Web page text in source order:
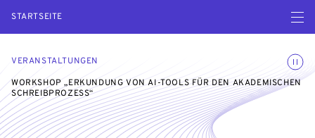
STARTSEITE Menü
VERANSTALTUNGEN
WORKSHOP „ERKUNDUNG VON AI-TOOLS FÜR DEN AKADEMISCHEN
SCHREIBPROZESS“